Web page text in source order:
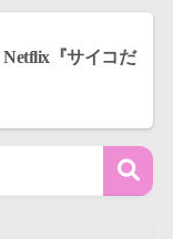
『サイコだ